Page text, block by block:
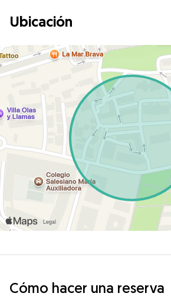
Ubicación
Cómo hacer una reserva